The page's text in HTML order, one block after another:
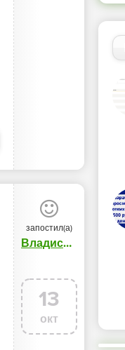
запостил(а)
Владислав
13
окт